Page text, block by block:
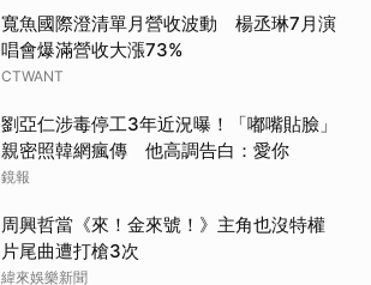
寬魚國際澄清單月營收波動 楊丞琳7月演
唱會爆滿營收大漲73%
CTWANT
劉亞仁涉毒停工3年近況曝！「嘟嘴貼臉」
親密照韓網瘋傳 他高調告白：愛你
鏡報
周興哲當《來！金來號！》主角也沒特權
片尾曲遭打槍3次
緯來娛樂新聞